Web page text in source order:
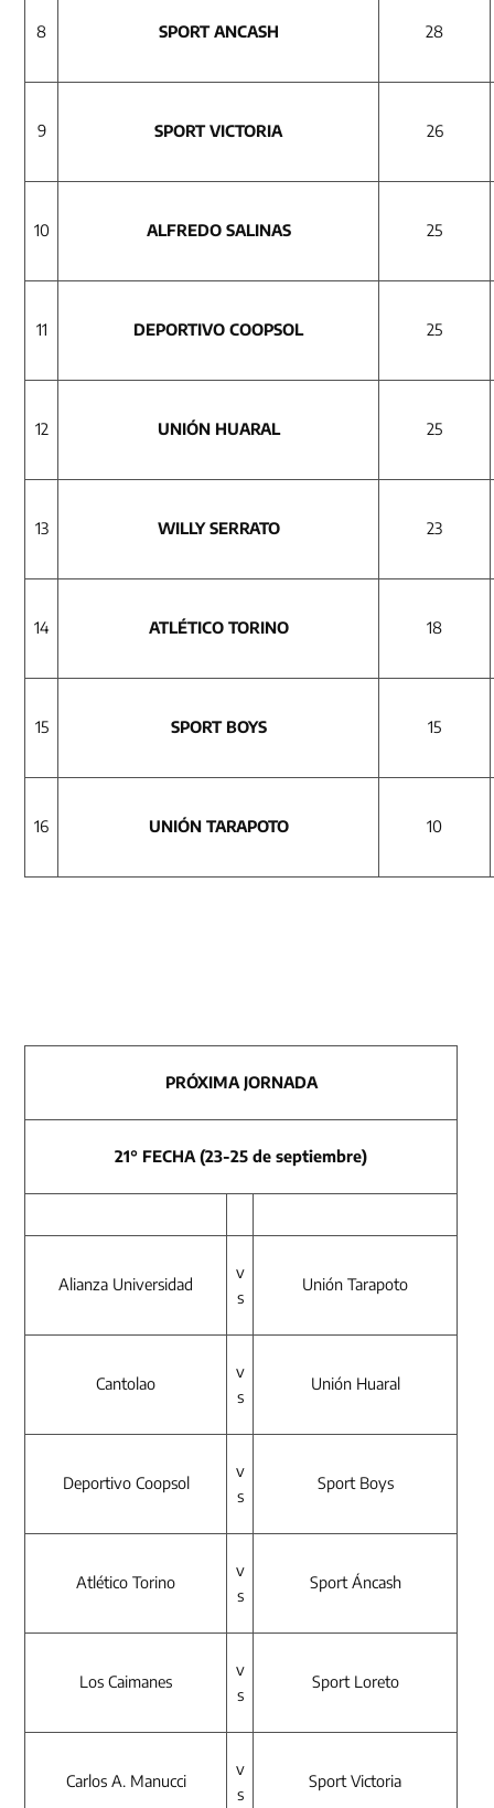
8 SPORT ANCASH 28
9 SPORT VICTORIA 26
10 ALFREDO SALINAS 25
11 DEPORTIVO COOPSOL 25
12 UNIÓN HUARAL 25
13 WILLY SERRATO 23
14 ATLÉTICO TORINO 18
15 SPORT BOYS 15
16 UNIÓN TARAPOTO 10
PRÓXIMA JORNADA
21° FECHA (23-25 de septiembre)
Alianza Universidad
v
s
Unión Tarapoto
Cantolao
v
s
Unión Huaral
Deportivo Coopsol
v
s
Sport Boys
Atlético Torino
v
s
Sport Áncash
Los Caimanes
v
s
Sport Loreto
Carlos A. Manucci
v
s
Sport Victoria